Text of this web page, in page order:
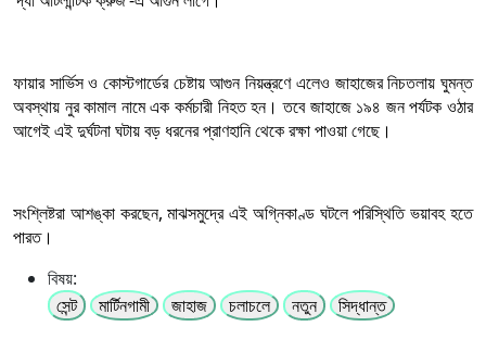
ফায়ার সার্ভিস ও কোস্টগার্ডের চেষ্টায় আগুন নিয়ন্ত্রণে এলেও জাহাজের নিচতলায় ঘুমন্ত
অবস্থায় নুর কামাল নামে এক কর্মচারী নিহত হন। তবে জাহাজে ১৯৪ জন পর্যটক ওঠার
আগেই এই দুর্ঘটনা ঘটায় বড় ধরনের প্রাণহানি থেকে রক্ষা পাওয়া গেছে।
সংশ্লিষ্টরা আশঙ্কা করছেন, মাঝসমুদ্রে এই অগ্নিকাণ্ড ঘটলে পরিস্থিতি ভয়াবহ হতে
পারত।
বিষয়:
সেন্ট
মার্টিনগামী জাহাজ চলাচলে নতুন সিদ্ধান্ত